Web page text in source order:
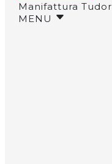
Manifattura Tudor
MENU